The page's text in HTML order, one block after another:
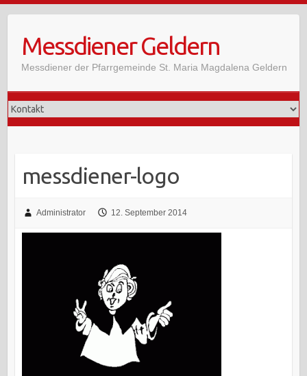
contentMessdiener Geldern
Messdiener der Pfarrgemeinde St. Maria Magdalena Geldern
messdiener-logo
Administrator 12. September 2014